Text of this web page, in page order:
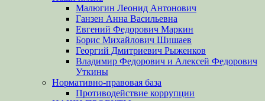
Малюгин Леонид Антонович
Ганзен Анна Васильевна
Евгений Федорович Маркин
Борис Михайлович Шишаев
Георгий Дмитриевич Рыженков
Владимир Федорович и Алексей Федорович
Уткины
Нормативно-правовая база
Противодействие коррупции